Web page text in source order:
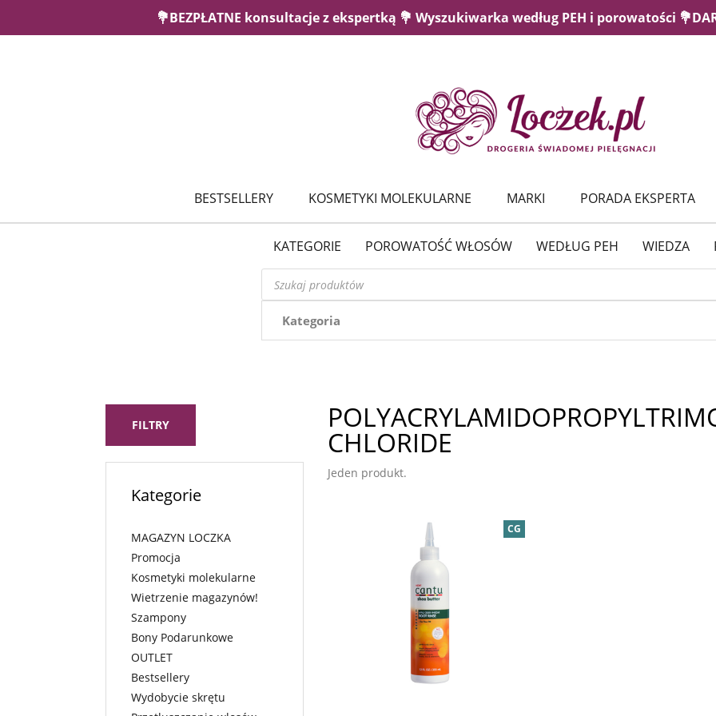
💐BEZPŁATNE konsultacje z ekspertką 💐 Wyszukiwarka według PEH i porowatości
BESTSELLERY KOSMETYKI MOLEKULARNE MARKI PORADA EKSPERTA
KATEGORIE POROWATOŚĆ WŁOSÓW WEDŁUG PEH WIEDZA
Wyszukiwarka
produktów
FILTRY
Kategorie
MAGAZYN LOCZKA
Promocja
Kosmetyki molekularne
Wietrzenie magazynów!
Szampony
Bony Podarunkowe
OUTLET
Bestsellery
Wydobycie skrętu
CHLORIDE
Jeden produkt.
CG